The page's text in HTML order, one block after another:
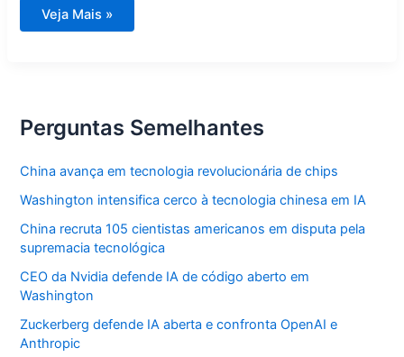
Revolução
no
Veja Mais »
Perguntas Semelhantes
China avança em tecnologia revolucionária de chips
Washington intensifica cerco à tecnologia chinesa em IA
China recruta 105 cientistas americanos em disputa pela
supremacia tecnológica
CEO da Nvidia defende IA de código aberto em
Washington
Zuckerberg defende IA aberta e confronta OpenAI e
Anthropic